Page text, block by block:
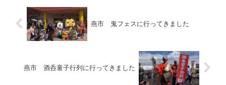
燕市 鬼フェスに行ってきました
燕市 酒呑童子行列に行ってきました